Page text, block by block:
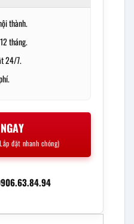
thành.
tháng.
24/7.
đặt nhanh chóng)